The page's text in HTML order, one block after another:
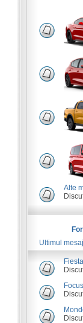
Alte
Ultimul mesaj
Fiesta
Focus